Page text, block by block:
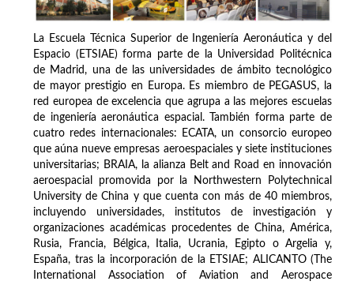
La Escuela Técnica Superior de Ingeniería Aeronáutica y del
Espacio (ETSIAE) forma parte de la Universidad Politécnica
de Madrid, una de las universidades de ámbito tecnológico
de mayor prestigio en Europa. Es miembro de PEGASUS, la
red europea de excelencia que agrupa a las mejores escuelas
de ingeniería aeronáutica espacial. También forma parte de
cuatro redes internacionales: ECATA, un consorcio europeo
que aúna nueve empresas aeroespaciales y siete instituciones
universitarias; BRAIA, la alianza Belt and Road en innovación
aeroespacial promovida por la Northwestern Polytechnical
University de China y que cuenta con más de 40 miembros,
incluyendo universidades, institutos de investigación y
organizaciones académicas procedentes de China, América,
Rusia, Francia, Bélgica, Italia, Ucrania, Egipto o Argelia y,
España, tras la incorporación de la ETSIAE; ALICANTO (The
International Association of Aviation and Aerospace